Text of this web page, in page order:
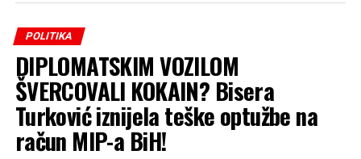
POLITIKA
DIPLOMATSKIM VOZILOM
ŠVERCOVALI KOKAIN? Bisera
Turković iznijela teške optužbe na
račun MIP-a BiH!